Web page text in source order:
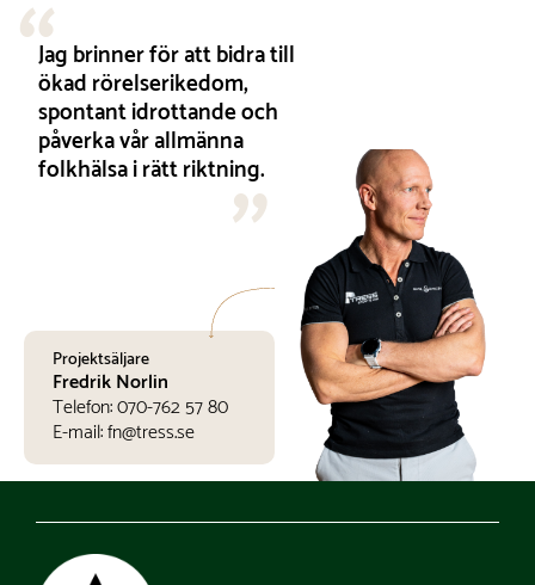
Jag brinner för att bidra till
ökad rörelserikedom,
spontant idrottande och
påverka vår allmänna
folkhälsa i rätt riktning.
Projektsäljare
Fredrik Norlin
Telefon:070-762 57 80
E-mail:fn@tress.se